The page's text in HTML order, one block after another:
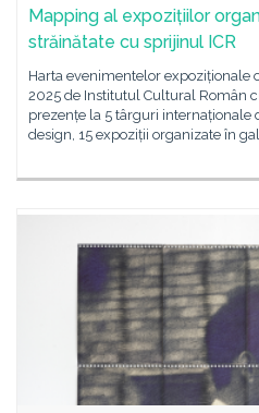
Mapping al expozițiilor
străinătate cu sprijinul ICR
Harta evenimentelor expoziționale
2025 de Institutul Cultural Român
prezențe la 5 târguri internaționale
design, 15 expoziții organizate în